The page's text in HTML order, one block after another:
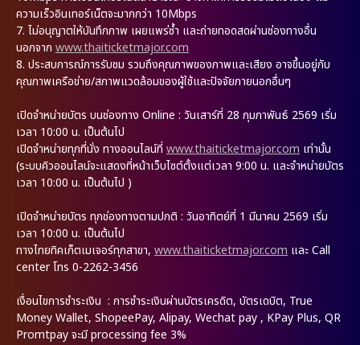
ความเร็วอินเทอร์เน็ตจะมากกว่า 10Mbps
7. ไม่อนุญาตให้บันทึกภาพ เผยแพร่ซ้ำ และถ่ายทอดสดผ่านช่องทางอื่น
นอกจาก www.thaiticketmajor.com
8. ประสบการณ์การรับชม รวมถึงคุณภาพของภาพและเสียง อาจขึ้นอยู่กับ
คุณภาพเครือข่าย/สภาพแวดล้อมของผู้ใช้และปัจจัยภายนอกอื่นๆ
เปิดจำหน่ายบัตร บนช่องทาง Online : วันเสาร์ที่ 28 กุมภาพันธ์ 2569 เริ่ม
เวลา 10:00 น. เป็นต้นไป
เปิดจำหน่ายทุกที่นั่ง ทางออนไลน์ที่ www.thaiticketmajor.com เท่านั้น
(ระบบคิวออนไลน์จะแสดงที่หน้าเว็บไซต์ตั้งแต่เวลา 9:00 น. และจำหน่ายบัตร
เวลา 10:00 น. เป็นต้นไป )
เปิดจำหน่ายบัตร ทุกช่องทางตามปกติ : วันอาทิตย์ที่ 1 มีนาคม 2569 เริ่ม
เวลา 10:00 น. เป็นต้นไป
ทางไทยทิคเก็ตเมเจอร์ทุกสาขา, www.thaiticketmajor.com และ Call
center โทร 0-2262-3456
เงื่อนไขการชำระเงิน : การชำระเงินผ่านบัตรเครดิต, บัตรเดบิต, True
Money Wallet, ShopeePay, Alipay, Wechat pay , KPay Plus, QR
Promtpay จะมี processing fee 3%